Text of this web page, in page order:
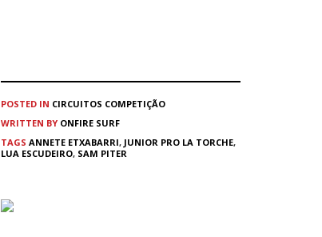
POSTED IN CIRCUITOS COMPETIÇÃO
WRITTEN BY ONFIRE SURF
TAGS ANNETE ETXABARRI, JUNIOR PRO LA TORCHE,
LUA ESCUDEIRO, SAM PITER